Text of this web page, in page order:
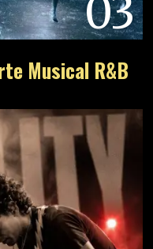
03
Musical R&B